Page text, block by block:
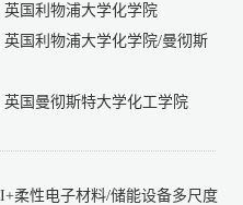
物浦大学化学院
物浦大学化学院/曼彻斯
斯特大学化工学院
柔性电子材料/储能设备多尺度